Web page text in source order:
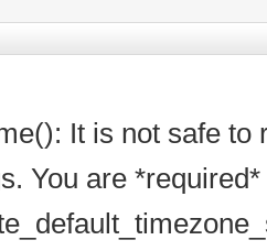
It is not safe to
You are